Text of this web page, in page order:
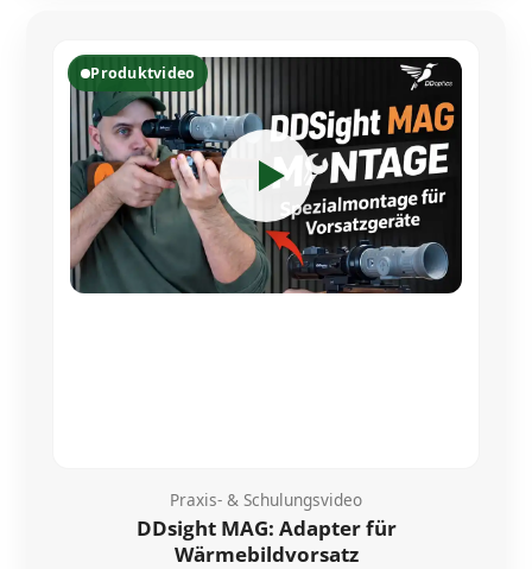
Produktvideo
Praxis- & Schulungsvideo
DDsight MAG: Adapter für
Wärmebildvorsatz